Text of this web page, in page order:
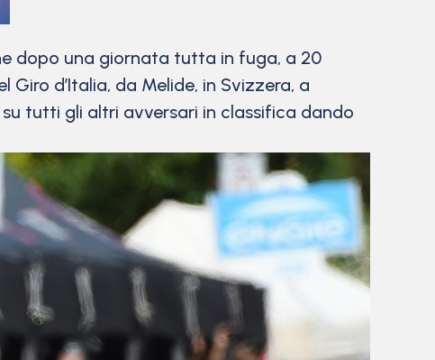
dopo una giornata tutta in fuga, a 20
d’Italia, da Melide, in Svizzera, a
su tutti gli altri avversari in classifica dando